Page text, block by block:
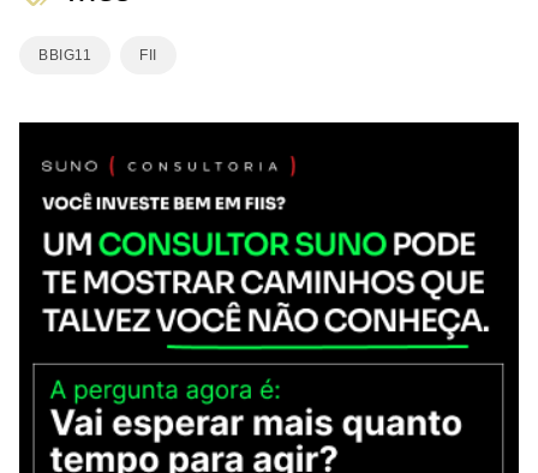
BBIG11 FII